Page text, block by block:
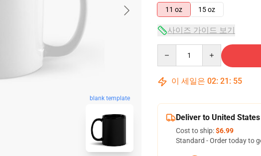
blank template
11 oz
15 oz
사이즈 가이드 보기
이 세일은 02: 21 : 54
Deliver to United States
Cost to ship:$6.99
Standard - Order today to